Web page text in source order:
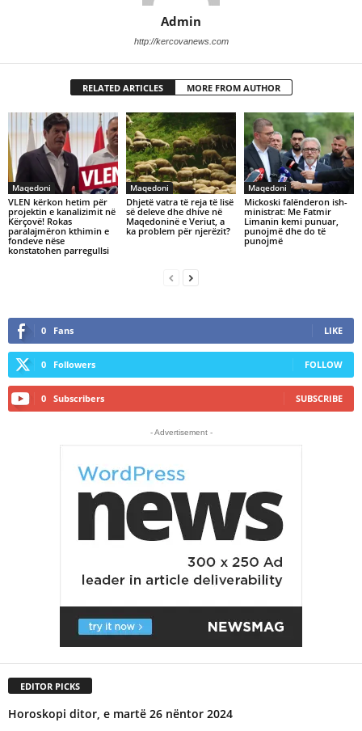
Admin
http://kercovanews.com
RELATED ARTICLES MORE FROM AUTHOR
Maqedoni
VLEN kërkon hetim për
projektin e kanalizimit në
Kërçovë! Rokas
paralajmëron kthimin e
fondeve nëse
konstatohen parregullsi
Maqedoni
Dhjetë vatra të reja të lisë
së deleve dhe dhive në
Maqedoninë e Veriut, a
ka problem për njerëzit?
Maqedoni
Mickoski falënderon ish-
ministrat: Me Fatmir
Limanin kemi punuar,
punojmë dhe do të
punojmë
0 Fans LIKE
0 Followers FOLLOW
0 Subscribers SUBSCRIBE
- Advertisement -
EDITOR PICKS
Horoskopi ditor, e martë 26 nëntor 2024